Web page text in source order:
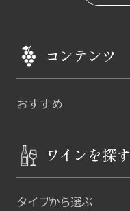
コンテンツ
おすすめ
ワインを探す
タイプから選ぶ